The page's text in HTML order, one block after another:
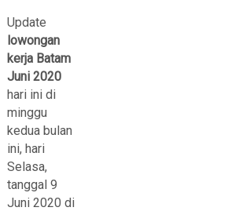
Update
lowongan
kerja Batam
Juni 2020
hari ini di
minggu
kedua bulan
ini, hari
Selasa,
tanggal 9
Juni 2020 di